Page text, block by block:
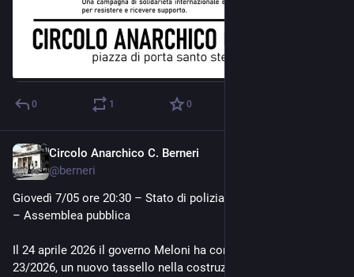
0 1 0
Circolo Anarchico C. Berneri
@berneri
Giovedì 7/05 ore 20:30 – Stato di polizia: capire per resistere
– Assemblea pubblica
Il 24 aprile 2026 il governo Meloni ha convertito in legge il DL
23/2026, un nuovo tassello nella costruzione sistematica di